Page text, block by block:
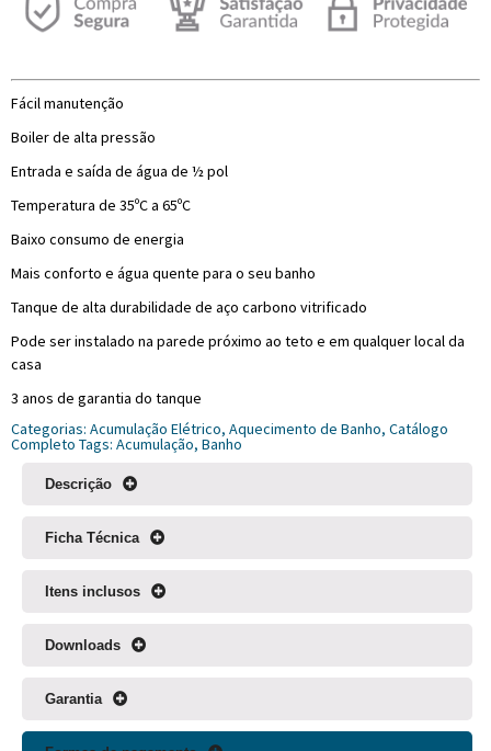
Fácil manutenção
Boiler de alta pressão
Entrada e saída de água de ½ pol
Temperatura de 35ºC a 65ºC
Baixo consumo de energia
Mais conforto e água quente para o seu banho
Tanque de alta durabilidade de aço carbono vitrificado
Pode ser instalado na parede próximo ao teto e em qualquer local da
casa
3 anos de garantia do tanque
Categorias: Acumulação Elétrico, Aquecimento de Banho, Catálogo
Completo Tags: Acumulação, Banho
Descrição
Ficha Técnica
Itens inclusos
Downloads
Garantia